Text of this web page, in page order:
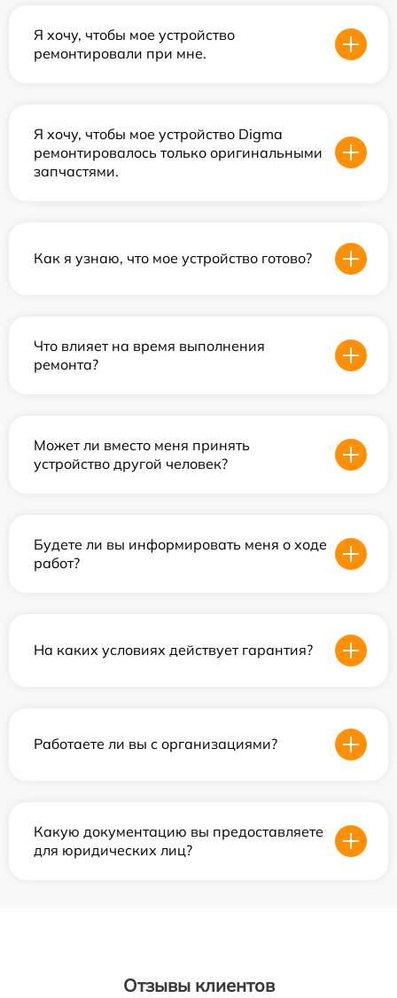
Я хочу, чтобы мое устройство
ремонтировали при мне.
Я хочу, чтобы мое устройство Digma
ремонтировалось только оригинальными
запчастями.
Как я узнаю, что мое устройство готово?
Что влияет на время выполнения
ремонта?
Может ли вместо меня принять
устройство другой человек?
Будете ли вы информировать меня о ходе
работ?
На каких условиях действует гарантия?
Работаете ли вы с организациями?
Какую документацию вы предоставляете
для юридических лиц?
Отзывы клиентов